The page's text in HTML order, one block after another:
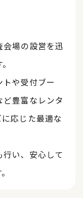
場の設営を迅
や受付ブー
豊富なレンタ
応じた最適な
い、安心して